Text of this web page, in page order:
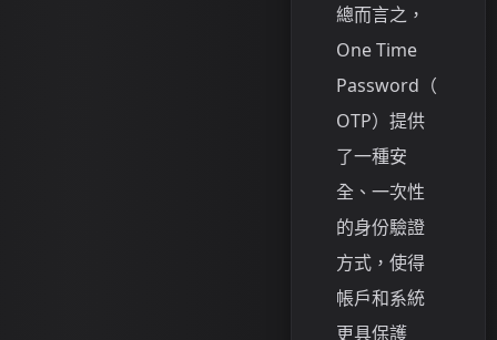
總而言之，
One Time
Password（
OTP）提供
了一種安
全、一次性
的身份驗證
方式，使得
帳戶和系統
更具保護